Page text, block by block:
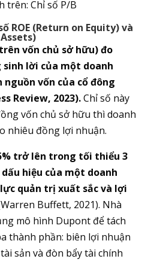
trên: Chỉ số P/B
ROE (Return on Equity) và
vốn chủ sở hữu) đo
lời của một doanh
vốn của cổ đông
Review, 2023).Chỉ số này
vốn chủ sở hữu thì doanh
nhiêu đồng lợi nhuận.
trở lên trong tối thiểu 3
hiệu của một doanh
quản trị xuất sắc và lợi
Buffett, 2021). Nhà
mô hình Dupont để tách
thành phần: biên lợi nhuận
sản và đòn bẩy tài chính